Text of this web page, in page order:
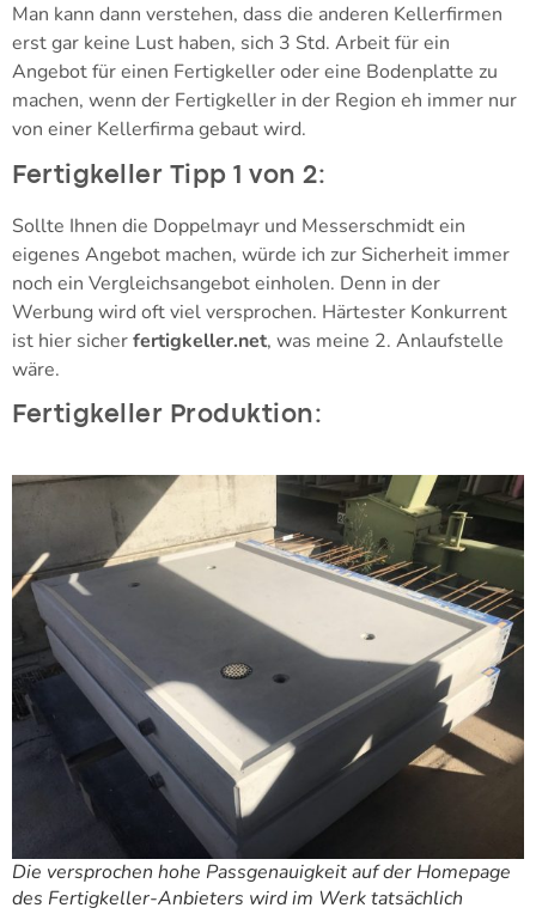
Man kann dann verstehen, dass die anderen Kellerfirmen
erst gar keine Lust haben, sich 3 Std. Arbeit für ein
Angebot für einen Fertigkeller oder eine Bodenplatte zu
machen, wenn der Fertigkeller in der Region eh immer nur
von einer Kellerfirma gebaut wird.
Fertigkeller Tipp 1 von 2:
Sollte Ihnen die Doppelmayr und Messerschmidt ein
eigenes Angebot machen, würde ich zur Sicherheit immer
noch ein Vergleichsangebot einholen. Denn in der
Werbung wird oft viel versprochen. Härtester Konkurrent
ist hier sicherfertigkeller.net, was meine 2. Anlaufstelle
wäre.
Fertigkeller Produktion:
Die versprochen hohe Passgenauigkeit auf der Homepage
des Fertigkeller-Anbieters wird im Werk tatsächlich